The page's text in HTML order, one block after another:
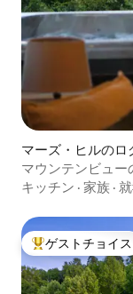
マーズ・ヒルのロ
マウンテンビュー
ル、EVSE
キッチン · 家族 ·
大好評のゲストチ
ゲストチョイス